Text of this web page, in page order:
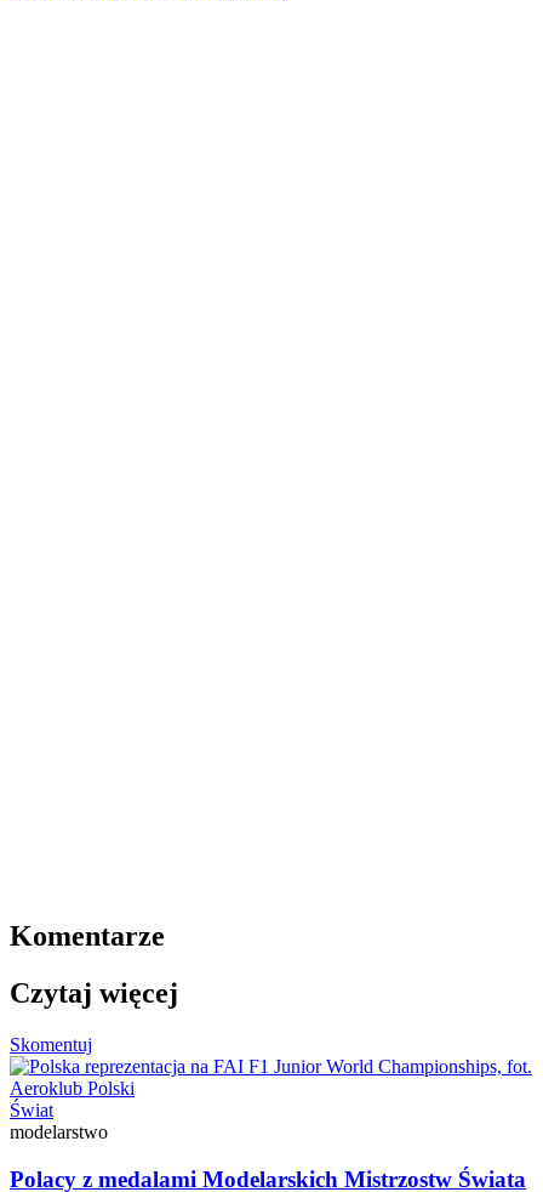
Komentarze
Czytaj więcej
Skomentuj
Świat
modelarstwo
Polacy z medalami Modelarskich Mistrzostw Świata